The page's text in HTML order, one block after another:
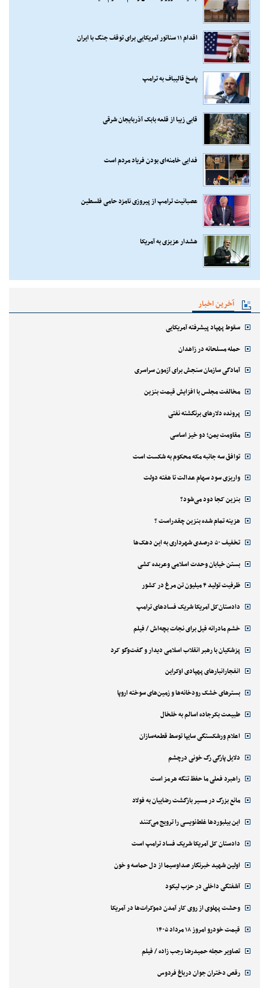
اقدام ۱۱ سناتور آمریکایی برای توقف جنگ با ایران
پاسخ قالیباف به ترامپ
قابی زیبا از قلعه بابک آذربایجان شرقی
فدایی خامنه‌ای بودن فریاد مردم است
عصبانیت ترامپ از پیروزی نامزد حامی فلسطین
هشدار عزیزی به آمریکا
آخرین اخبار
سقوط پهپاد پیشرفته آمریکایی
حمله مسلحانه در زاهدان
آمادگی سازمان سنجش برای آزمون سراسری
مخالفت مجلس با افزایش قیمت بنزین
پرونده دلارهای برنگشته نفتی
مقاومت یمن؛ دو خیز اساسی
توافق سه جانبه مکه محکوم به شکست است
واریزی سود سهام عدالت تا هفته دولت
بنزین کجا دود می‌شود؟
هزینه تمام شده بنزین چقدراست ؟
تخفیف ۵۰ درصدی شهرداری به این دهک‌ها
بستن خیابان وحدت اسلامی وعربده کشی
ظرفیت تولید ۴ میلیون تن مرغ در کشور
دادستان‌کل آمریکا شریک فسادهای ترامپ
خشم مادرانه فیل برای نجات بچه‌اش / فیلم
پزشکیان با رهبر انقلاب اسلامی دیدار و گفت‌وگو کرد
انفجارانبارهای پهپادی اوکراین
بسترهای خشک رودخانه‌ها و زمین‌های سوخته اروپا
طبیعت بکرجاده اسالم به خلخال
اعلام ورشکستگی سایپا توسط قطعه‌سازان
دلایل پارگی رگ خونی درچشم
راهبرد فعلی ما حفظ تنگه هرمز است
مانع بزرگ در مسیر بازگشت رضاییان به فولاد
این بیلبوردها غلط‌نویسی را ترویج می‌کنند
دادستان کل آمریکا شریک فساد ترامپ است
اولین شهید خبرنگار صداوسیما از دل حماسه و خون
آشفتگی داخلی در حزب لیکود
وحشت پهلوی از روی کار آمدن دموکرات‌ها در آمریکا
قیمت خودرو امروز ۱۸ مرداد ۱۴۰۵
تصاویر حجله حمیدرضا رجب زاده / فیلم
رقص دختران جوان درباغ فردوس